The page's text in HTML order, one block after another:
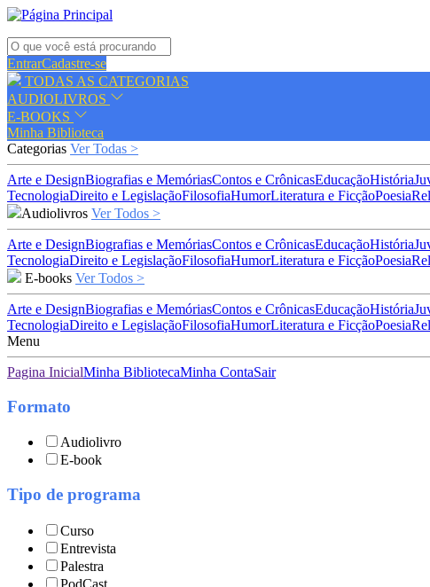
EntrarCadastre-se
TODAS AS CATEGORIAS
AUDIOLIVROS
E-BOOKS
Minha Biblioteca
Categorias Ver Todas >
Arte e DesignBiografias e MemóriasContos e CrônicasEducaçãoHistória
TecnologiaDireito e LegislaçãoFilosofiaHumorLiteratura e FicçãoPoesia
Audiolivros Ver Todos >
Arte e DesignBiografias e MemóriasContos e CrônicasEducaçãoHistória
TecnologiaDireito e LegislaçãoFilosofiaHumorLiteratura e FicçãoPoesia
E-books Ver Todos >
Arte e DesignBiografias e MemóriasContos e CrônicasEducaçãoHistória
TecnologiaDireito e LegislaçãoFilosofiaHumorLiteratura e FicçãoPoesia
Menu
Pagina InicialMinha BibliotecaMinha ContaSair
Formato
Audiolivro
E-book
Tipo de programa
Curso
Entrevista
Palestra
PodCast